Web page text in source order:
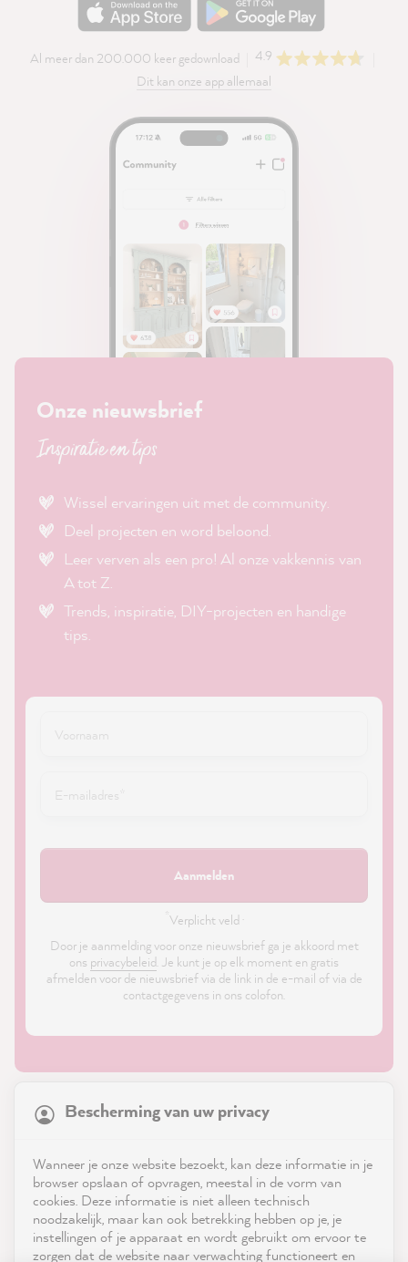
Al meer dan 200.000 keer gedownload
4.9
Dit kan onze app allemaal
Onze nieuwsbrief
Inspiratie en tips
Wissel ervaringen uit met de community.
Deel projecten en word beloond.
Leer verven als een pro! Al onze vakkennis van
A tot Z.
Trends, inspiratie, DIY-projecten en handige
tips.
Aanmelden
Verplicht veld ·
Door je aanmelding voor onze nieuwsbrief ga je akkoord met
ons privacybeleid. Je kunt je op elk moment en gratis
afmelden voor de nieuwsbrief via de link in de e-mail of via de
contactgegevens in ons colofon.
Service
Neem contact op met
Bescherming van uw privacy
Wanneer je onze website bezoekt, kan deze informatie in je
browser opslaan of opvragen, meestal in de vorm van
cookies. Deze informatie is niet alleen technisch
noodzakelijk, maar kan ook betrekking hebben op je, je
instellingen of je apparaat en wordt gebruikt om ervoor te
zorgen dat de website naar verwachting functioneert en
21,928Reviews
reviews-io